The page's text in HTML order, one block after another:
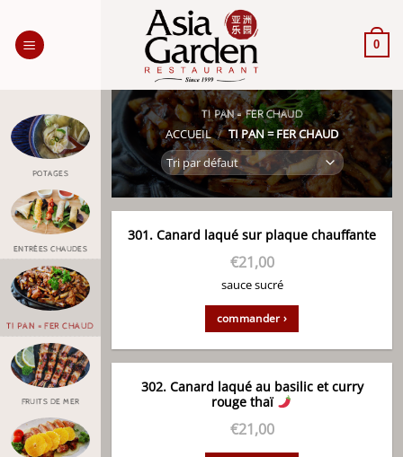
contenu
0
POTAGES
ENTRÉES CHAUDES
TI PAN = FER CHAUD
FRUITS DE MER
TI PAN = FER CHAUD
ACCUEIL / TI PAN = FER CHAUD
301. Canard laqué sur plaque chauffante
€21,00
sauce sucré
commander ›
302. Canard laqué au basilic et curry
rouge thaï
€21,00